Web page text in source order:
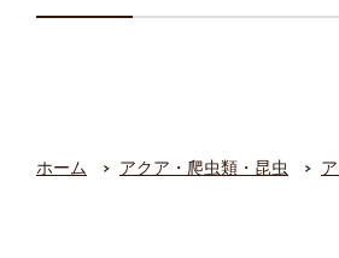
ホーム アクア・爬虫類・昆虫